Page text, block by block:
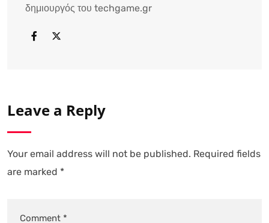
δημιουργός του techgame.gr
Leave a Reply
Your email address will not be published. Required fields
are marked *